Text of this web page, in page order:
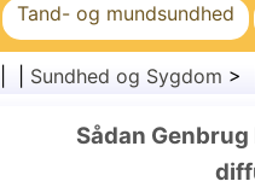
Tand- og mundsundhed
Familiesundhed
Sundhed og Sygdom > |
Sådan